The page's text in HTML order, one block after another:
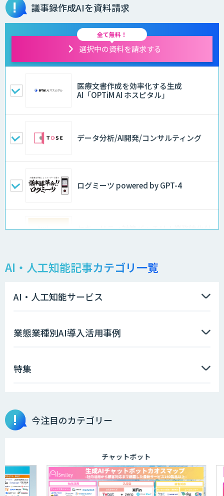
議事録作成AIを資料請求
全て無料！
選択中の資料を請求する
医療文書作成を効率化する生成
AI「OPTiM AI ホスピタル」
データ分析/AI開発/コンサルティング
ログミーツ powered by GPT-4
セキュリティ対策バッチリ！業務特化AI
GENIEE SFA/CRM
miibo
ibisScribe（アイビススクライブ）
AI・人工知能記事カテゴリ一覧
AI・人工知能サービス
業態業種別AI導入活用事例
特集
今注目のカテゴリー
チャットボット